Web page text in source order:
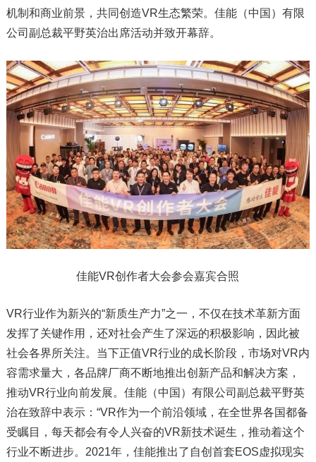
机制和商业前景，共同创造VR生态繁荣。佳能（中国）有限
公司副总裁平野英治出席活动并致开幕辞。
佳能VR创作者大会参会嘉宾合照
VR行业作为新兴的“新质生产力”之一，不仅在技术革新方面
发挥了关键作用，还对社会产生了深远的积极影响，因此被
社会各界所关注。当下正值VR行业的成长阶段，市场对VR内
容需求量大，各品牌厂商不断地推出创新产品和解决方案，
推动VR行业向前发展。佳能（中国）有限公司副总裁平野英
治在致辞中表示：“VR作为一个前沿领域，在全世界各国都备
受瞩目，每天都会有令人兴奋的VR新技术诞生，推动着这个
行业不断进步。2021年，佳能推出了自创首套EOS虚拟现实